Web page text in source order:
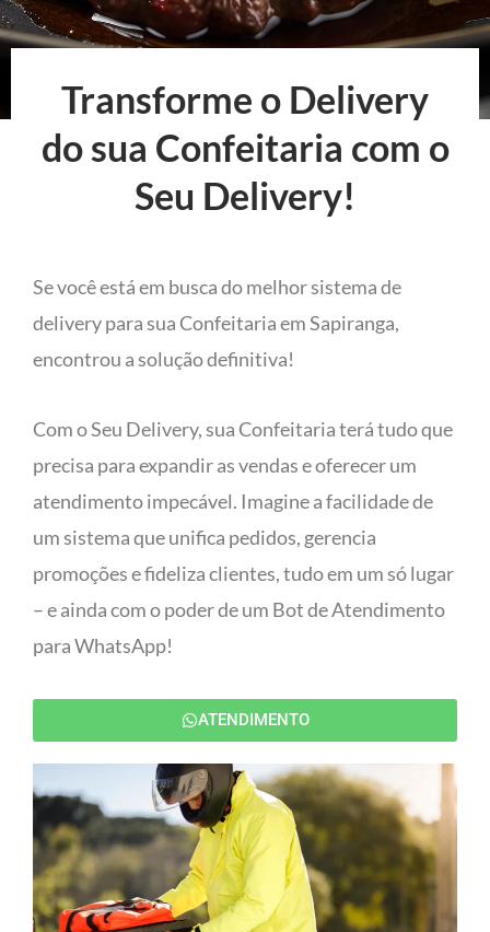
Transforme o Delivery
do sua Confeitaria com o
Seu Delivery!
Se você está em busca do melhor sistema de
delivery para sua Confeitaria em Sapiranga,
encontrou a solução definitiva!
Com o Seu Delivery, sua Confeitaria terá tudo que
precisa para expandir as vendas e oferecer um
atendimento impecável. Imagine a facilidade de
um sistema que unifica pedidos, gerencia
promoções e fideliza clientes, tudo em um só lugar
– e ainda com o poder de um Bot de Atendimento
para WhatsApp!
ATENDIMENTO